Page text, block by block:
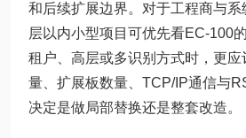
和后续扩展边界。对于工程商与
层以内小型项目可优先看EC-100
租户、高层或多识别方式时，更
量、扩展板数量、TCP/IP通信与
决定是做局部替换还是整套改造。